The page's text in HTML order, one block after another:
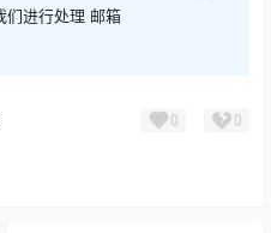
们进行处理 邮箱
0 0